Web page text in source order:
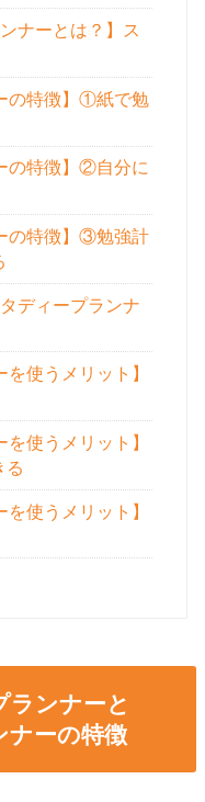
ナーとは？】ス
の特徴】①紙で勉
の特徴】②自分に
の特徴】③勉強計
ディープランナ
使うメリット】
使うメリット】
る
使うメリット】
ランナーと
ナーの特徴